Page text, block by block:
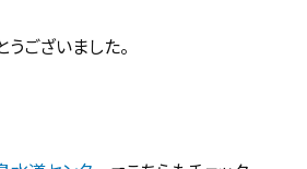
ございました。